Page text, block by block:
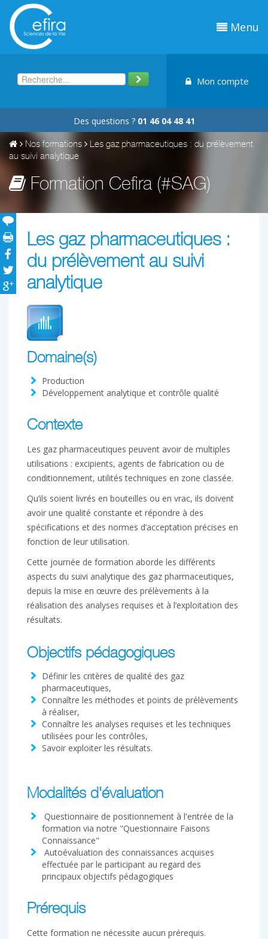
Menu
Mon compte
Des questions ? 01 46 04 48 41
Nos formations
Les gaz pharmaceutiques : du prélèvement
au suivi analytique
Formation Cefira (#SAG)
Les gaz pharmaceutiques :
du prélèvement au suivi
analytique
Domaine(s)
Production
Développement analytique et contrôle qualité
Contexte
Les gaz pharmaceutiques peuvent avoir de multiples
utilisations : excipients, agents de fabrication ou de
conditionnement, utilités techniques en zone classée.
Qu’ils soient livrés en bouteilles ou en vrac, ils doivent
avoir une qualité constante et répondre à des
spécifications et des normes d’acceptation précises en
fonction de leur utilisation.
Cette journée de formation aborde les différents
aspects du suivi analytique des gaz pharmaceutiques,
depuis la mise en œuvre des prélèvements à la
réalisation des analyses requises et à l’exploitation des
résultats.
Objectifs pédagogiques
Définir les critères de qualité des gaz
pharmaceutiques,
Connaître les méthodes et points de prélèvements
à réaliser,
Connaître les analyses requises et les techniques
utilisées pour les contrôles,
Savoir exploiter les résultats.
Modalités d'évaluation
Questionnaire de positionnement à l'entrée de la
formation via notre "Questionnaire Faisons
Connaissance"
Autoévaluation des connaissances acquises
effectuée par le participant au regard des
principaux objectifs pédagogiques
Prérequis
Cette formation ne nécessite aucun prérequis.